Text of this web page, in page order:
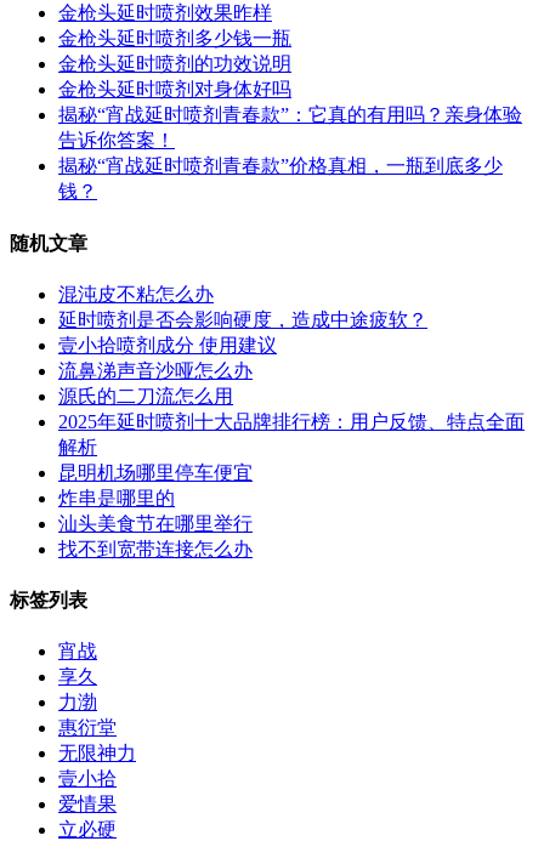
金枪头延时喷剂效果昨样
金枪头延时喷剂多少钱一瓶
金枪头延时喷剂的功效说明
金枪头延时喷剂对身体好吗
揭秘“宵战延时喷剂青春款”：它真的有用吗？亲身体验
告诉你答案！
揭秘“宵战延时喷剂青春款”价格真相，一瓶到底多少
钱？
随机文章
混沌皮不粘怎么办
延时喷剂是否会影响硬度，造成中途疲软？
壹小拾喷剂成分 使用建议
流鼻涕声音沙哑怎么办
源氏的二刀流怎么用
2025年延时喷剂十大品牌排行榜：用户反馈、特点全面
解析
昆明机场哪里停车便宜
炸串是哪里的
汕头美食节在哪里举行
找不到宽带连接怎么办
标签列表
宵战
享久
力渤
惠衍堂
无限神力
壹小拾
爱情果
立必硬